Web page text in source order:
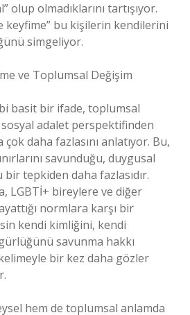
olup olmadıklarını tartışıyor.
keyfime” bu kişilerin kendilerini
simgeliyor.
ve Toplumsal Değişim
basit bir ifade, toplumsal
adalet perspektifinden
çok daha fazlasını anlatıyor. Bu,
savunduğu, duygusal
bir tepkiden daha fazlasıdır.
LGBTİ+ bireylere ve diğer
normlara karşı bir
kendi kimliğini, kendi
savunma hakkı
bir kez daha gözler
hem de toplumsal anlamda